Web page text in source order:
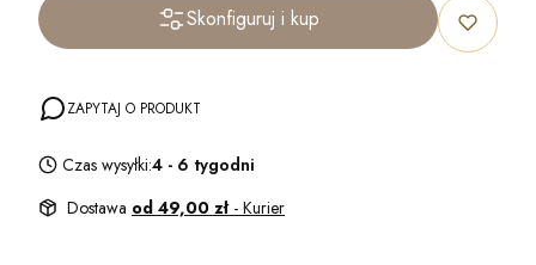
Skonfiguruj i kup
ZAPYTAJ O PRODUKT
Czas wysyłki:4 - 6 tygodni
Dostawa od 49,00 zł - Kurier